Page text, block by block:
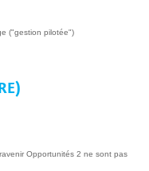
("gestion pilotée")
Opportunités 2 ne sont pas